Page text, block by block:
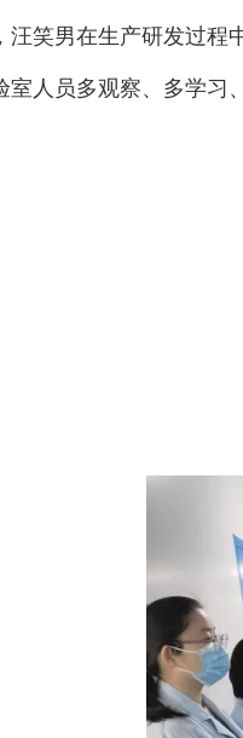
汪笑男在生产研发过程
人员多观察、多学习